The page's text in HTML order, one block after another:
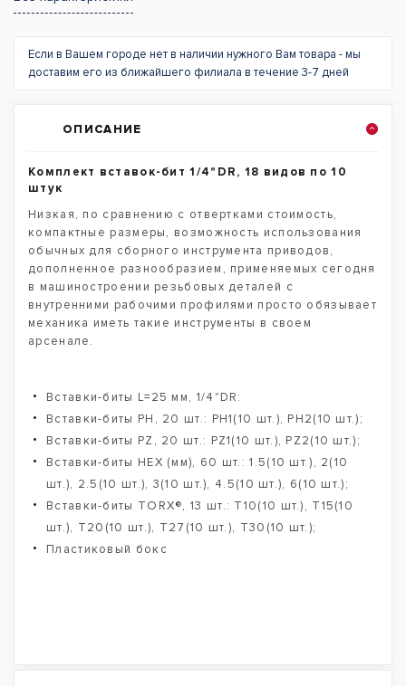
Если в Вашем городе нет в наличии нужного Вам товара - мы
доставим его из ближайшего филиала в течение 3-7 дней
ОПИСАНИЕ
Комплект вставок-бит 1/4"DR, 18 видов по 10
штук
Низкая, по сравнению с отвертками стоимость,
компактные размеры, возможность использования
обычных для сборного инструмента приводов,
дополненное разнообразием, применяемых сегодня
в машиностроении резьбовых деталей с
внутренними рабочими профилями просто обязывает
механика иметь такие инструменты в своем
арсенале.
Вставки-биты L=25 мм, 1/4"DR:
Вставки-биты PH, 20 шт.: PH1(10 шт.), PH2(10 шт.);
Вставки-биты PZ, 20 шт.: PZ1(10 шт.), PZ2(10 шт.);
Вставки-биты HEX (мм), 60 шт.: 1.5(10 шт.), 2(10
шт.), 2.5(10 шт.), 3(10 шт.), 4.5(10 шт.), 6(10 шт.);
Вставки-биты TORX®, 13 шт.: T10(10 шт.), T15(10
шт.), T20(10 шт.), T27(10 шт.), T30(10 шт.);
Пластиковый бокс